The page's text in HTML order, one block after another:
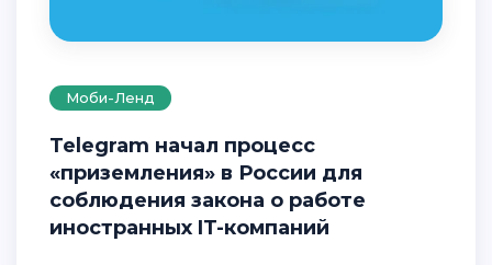
Моби-Ленд
Telegram начал процесс
«приземления» в России для
соблюдения закона о работе
иностранных IT-компаний